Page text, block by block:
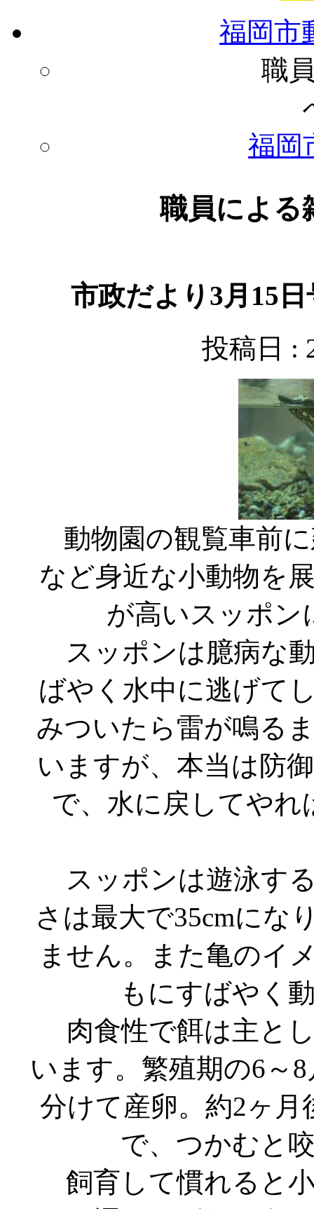
福岡市
職
福岡
職員による
市政だより3月15
投稿日 :
動物園の観覧車前
など身近な小動物を
が高いスッポン
スッポンは臆病な
ばやく水中に逃げて
みついたら雷が鳴る
いますが、本当は防
で、水に戻してや
スッポンは遊泳す
さは最大で35cmにな
ません。また亀のイ
もにすばやく
肉食性で餌は主と
います。繁殖期の6～
分けて産卵。約2ヶ月
で、つかむと
飼育して慣れると